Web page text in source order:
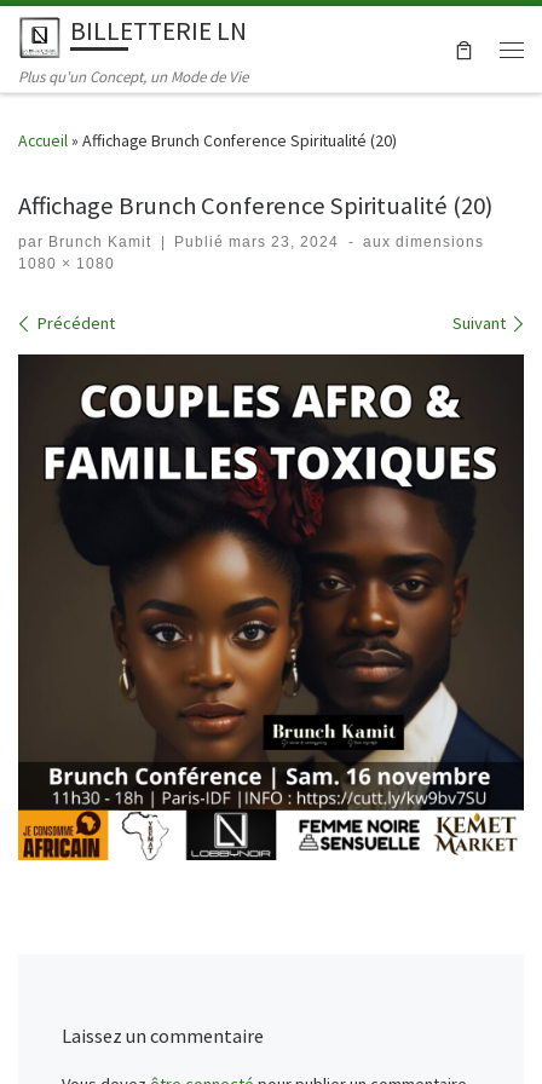
Skip to content
BILLETTERIE LN
Plus qu'un Concept, un Mode de Vie
Accueil » Affichage Brunch Conference Spiritualité (20)
Affichage Brunch Conference Spiritualité (20)
par Brunch Kamit Publiémars 23, 2024 - aux dimensions
1080 × 1080
Navigation dans les images
Précédent Suivant
Laissez un commentaire